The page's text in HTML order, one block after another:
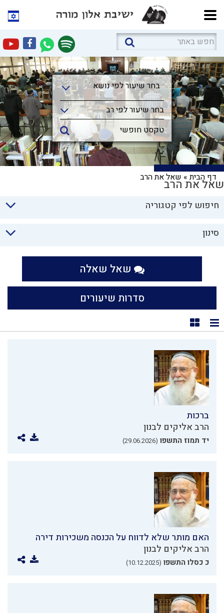
בחר שיעור לפי נושא
בחר שיעור לפי נושא
בחר שיעור לפי רב
דף הבית» שאל את הרבשאל את הרב
חיפוש לפי קטגוריה
סינון
שאל שאלה
סדרות שיעורים
תצוגת רשימה
תצוגת קוביות
ברכות
הרב אליקים לבנון
יד תמוז התשפו (29.06.2026)
האם מותר שלא לדווח על הכנסה משכירות דירה
הרב אליקים לבנון
כ כסלו התשפו (10.12.2025)